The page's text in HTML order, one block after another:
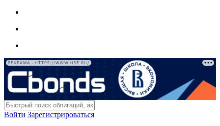
РЕКЛАМА • HTTPS://WWW.HSE.RU/
Войти Зарегистрироваться